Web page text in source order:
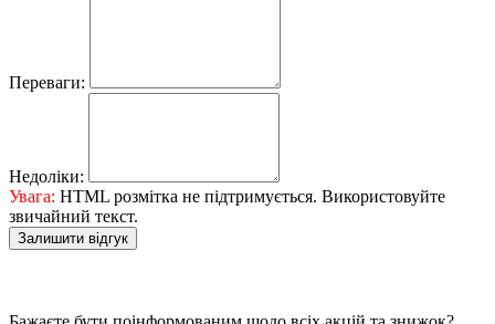
Переваги:
Недоліки:
Увага: HTML розмітка не підтримується. Використовуйте
звичайний текст.
Залишити відгук